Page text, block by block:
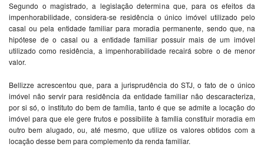
Segundo o magistrado, a legislação determina que, para os efeitos da
impenhorabilidade, considera-se residência o único imóvel utilizado pelo
casal ou pela entidade familiar para moradia permanente, sendo que, na
hipótese de o casal ou a entidade familiar possuir mais de um imóvel
utilizado como residência, a impenhorabilidade recairá sobre o de menor
valor.
Bellizze acrescentou que, para a jurisprudência do STJ, o fato de o único
imóvel não servir para residência da entidade familiar não descaracteriza,
por si só, o instituto do bem de família, tanto é que se admite a locação do
imóvel para que ele gere frutos e possibilite à família constituir moradia em
outro bem alugado, ou, até mesmo, que utilize os valores obtidos com a
locação desse bem para complemento da renda familiar.